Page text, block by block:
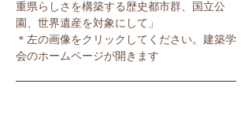
重県らしさを構築する歴史都市群、国立公
園、世界遺産を対象にして」
​＊左の画像をクリックしてください。建築学
会のホームページが開きます